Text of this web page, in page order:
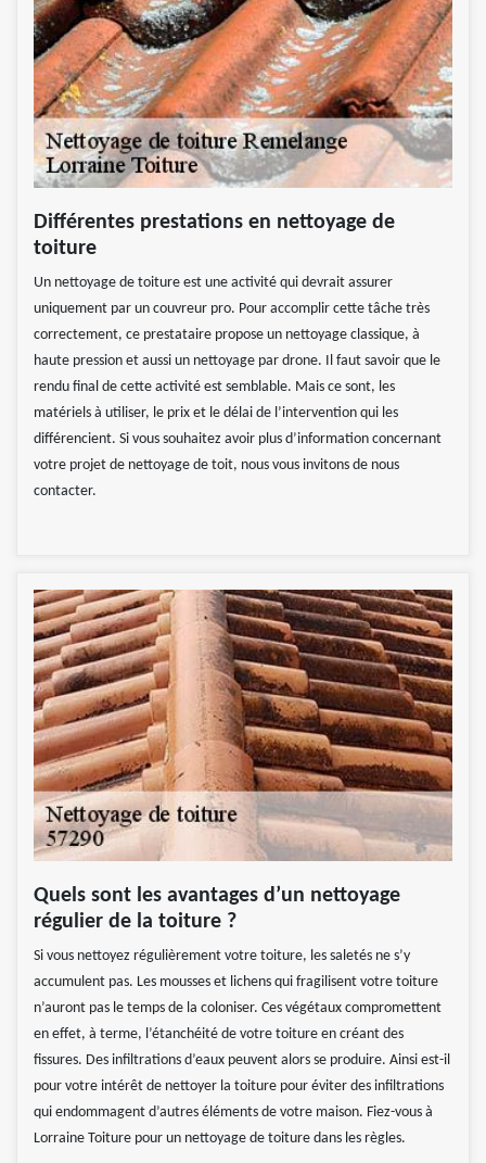
Différentes prestations en nettoyage de
toiture
Un nettoyage de toiture est une activité qui devrait assurer
uniquement par un couvreur pro. Pour accomplir cette tâche très
correctement, ce prestataire propose un nettoyage classique, à
haute pression et aussi un nettoyage par drone. Il faut savoir que le
rendu final de cette activité est semblable. Mais ce sont, les
matériels à utiliser, le prix et le délai de l’intervention qui les
différencient. Si vous souhaitez avoir plus d’information concernant
votre projet de nettoyage de toit, nous vous invitons de nous
contacter.
Quels sont les avantages d’un nettoyage
régulier de la toiture ?
Si vous nettoyez régulièrement votre toiture, les saletés ne s’y
accumulent pas. Les mousses et lichens qui fragilisent votre toiture
n’auront pas le temps de la coloniser. Ces végétaux compromettent
en effet, à terme, l’étanchéité de votre toiture en créant des
fissures. Des infiltrations d’eaux peuvent alors se produire. Ainsi est-il
pour votre intérêt de nettoyer la toiture pour éviter des infiltrations
qui endommagent d’autres éléments de votre maison. Fiez-vous à
Lorraine Toiture pour un nettoyage de toiture dans les règles.